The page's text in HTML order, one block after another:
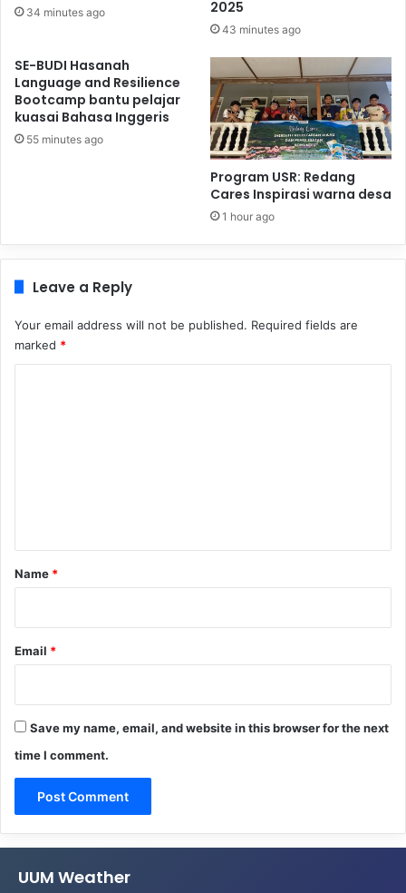
34 minutes ago 2025
43 minutes ago
SE-BUDI Hasanah
Language and Resilience
Bootcamp bantu pelajar
kuasai Bahasa Inggeris
55 minutes ago
Program USR: Redang
Cares Inspirasi warna desa
1 hour ago
Leave a Reply
Your email address will not be published. Required fields are
marked *
*
Name *
Email *
Save my name, email, and website in this browser for the next
time I comment.
UUM Weather